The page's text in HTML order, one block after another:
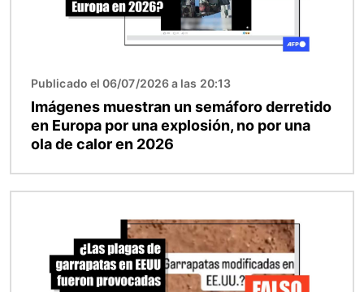
Publicado el 06/07/2026 a las 20:13
Imágenes muestran un semáforo derretido
en Europa por una explosión, no por una
ola de calor en 2026